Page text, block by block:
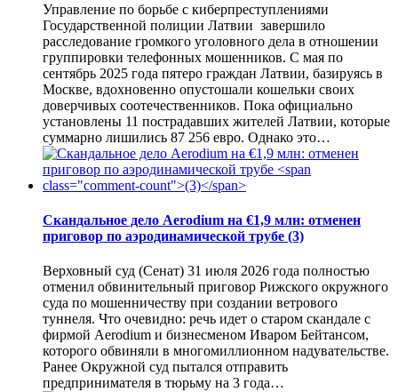
Управление по борьбе с киберпреступлениями
Государственной полиции Латвии завершило
расследование громкого уголовного дела в отношении
группировки телефонных мошенников. С мая по
сентябрь 2025 года пятеро граждан Латвии, базируясь в
Москве, вдохновенно опустошали кошельки своих
доверчивых соотечественников. Пока официально
установлены 11 пострадавших жителей Латвии, которые
суммарно лишились 87 256 евро. Однако это…
Скандальное дело Aerodium на €1,9 млн: отменен
приговор по аэродинамической трубе (3)
Верховный суд (Сенат) 31 июля 2026 года полностью
отменил обвинительный приговор Рижского окружного
суда по мошенничеству при создании ветрового
туннеля. Что очевидно: речь идет о старом скандале с
фирмой Aerodium и бизнесменом Иваром Бейтансом,
которого обвиняли в многомиллионном надувательстве.
Ранее Окружной суд пытался отправить
предпринимателя в тюрьму на 3 года…